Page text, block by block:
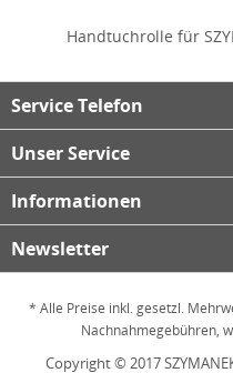
Handtuchrolle für
Service Telefon
Unser Service
Informationen
Newsletter
* Alle Preise inkl. gesetzl.
Nachnahmegebühren,
Copyright © 2017